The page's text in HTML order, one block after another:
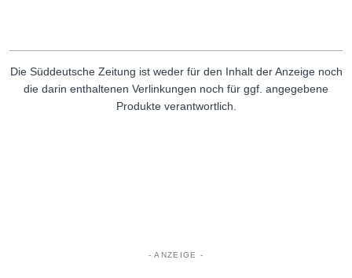
Die Süddeutsche Zeitung ist weder für den Inhalt der Anzeige noch
die darin enthaltenen Verlinkungen noch für ggf. angegebene
Produkte verantwortlich.